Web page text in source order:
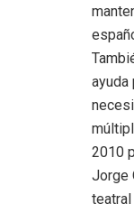
ayuda
2010
Jorge
teatral